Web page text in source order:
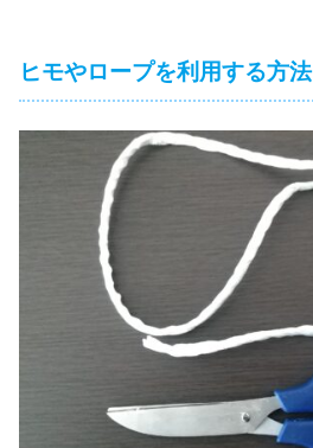
ヒモやロープを利用する方法